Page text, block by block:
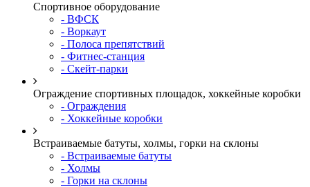
Спортивное оборудование
- ВФСК
- Воркаут
- Полоса препятствий
- Фитнес-станция
- Скейт-парки
Ограждение спортивных площадок, хоккейные коробки
- Ограждения
- Хоккейные коробки
Встраиваемые батуты, холмы, горки на склоны
- Встраиваемые батуты
- Холмы
- Горки на склоны